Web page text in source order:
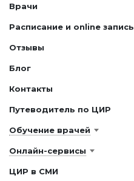
Врачи
Расписание и online запись
Отзывы
Блог
Контакты
Путеводитель по ЦИР
Обучение врачей
Онлайн-сервисы
ЦИР в СМИ